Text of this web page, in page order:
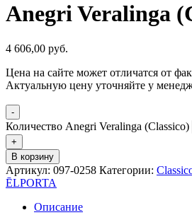
Anegri Veralinga
4 606,00 руб.
Цена на сайте может отличатся от
Актуальную цену уточняйте у
-
Количество Anegri Veralinga (Classico)
+
В корзину
Артикул: 097-0258 Категории:
ĒLPORTA
Описание